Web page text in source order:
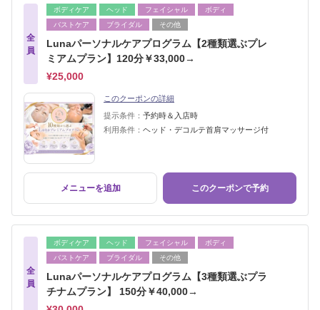
全
員
ボディケア ヘッド フェイシャル
ボディ
バストケア
ブライダル その他
Lunaパーソナルケアプログラム【2種類選ぶプレ
ミアムプラン】120分￥33,000→
¥25,000
このクーポンの詳細
提示条件： 予約時＆入店時
利用条件： ヘッド・デコルテ首肩マッサージ付
メニューを追加 このクーポンで予約
全
員
ボディケア ヘッド フェイシャル
ボディ
バストケア
ブライダル その他
Lunaパーソナルケアプログラム【3種類選ぶプラ
チナムプラン】 150分￥40,000→